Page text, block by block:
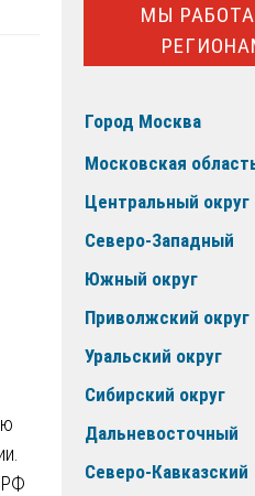
РФ
МЫ
Город Москва
Московская
Центральный округ
Северо-Западный
Южный округ
Приволжский округ
Уральский округ
Сибирский округ
Дальневосточный
Северо-Кавказский